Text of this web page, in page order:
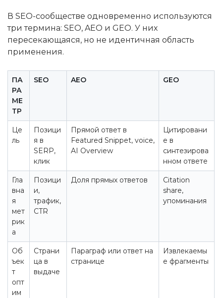
В SEO-сообществе одновременно используются
три термина: SEO, AEO и GEO. У них
пересекающаяся, но не идентичная область
применения.
ПА
РА
МЕ
ТР
SEO AEO GEO
Це
ль
Позици
я в
SERP,
клик
Прямой ответ в
Featured Snippet, voice,
AI Overview
Цитировани
е в
синтезирова
нном ответе
Гла
вна
я
мет
рик
а
Позици
и,
трафик,
CTR
Доля прямых ответов
Citation
share,
упоминания
Об
ъек
т
опт
им
Страни
ца в
выдаче
Параграф или ответ на
странице
Извлекаемы
е фрагменты